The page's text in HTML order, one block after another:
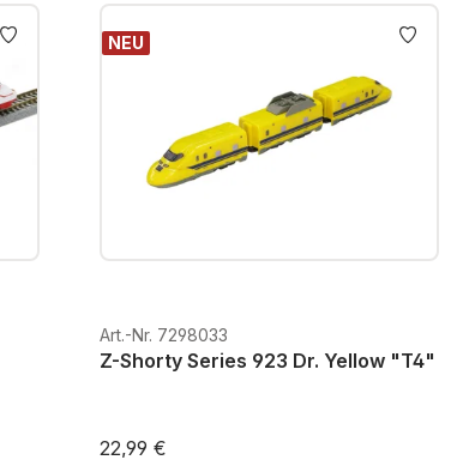
NEU
Art.-Nr. 7298033
Z-Shorty Series 923 Dr. Yellow "T4"
22,99 €